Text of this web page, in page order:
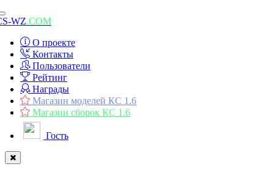
Toggle
navigation
WZ.COM
О проекте
Контакты
Пользователи
Рейтинг
Награды
Магазин моделей КС 1.6
Магазин сборок КС 1.6
Гость